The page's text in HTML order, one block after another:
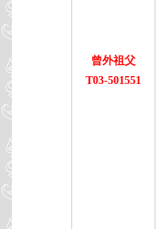
曾外祖父
T03-501551